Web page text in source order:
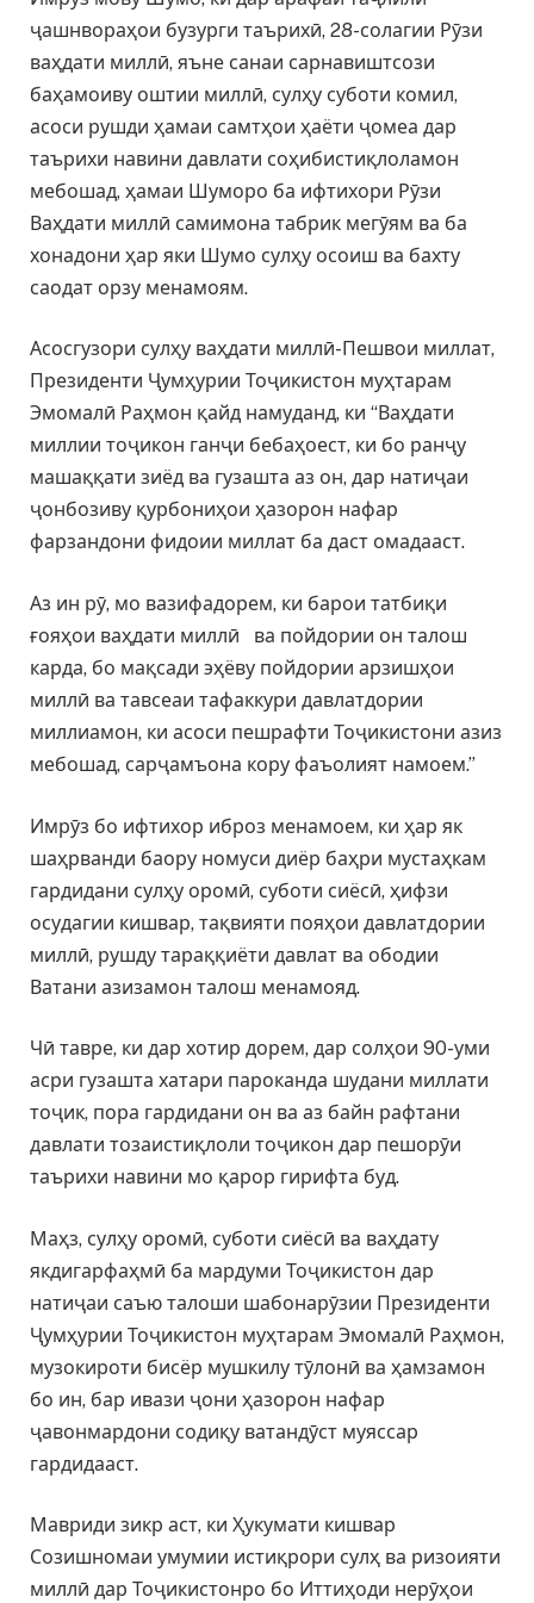
ҷашнвораҳои бузурги таърихӣ, 28-солагии Рӯзи
ваҳдати миллӣ, яъне санаи сарнавиштсози
баҳамоиву оштии миллӣ, сулҳу суботи комил,
асоси рушди ҳамаи самтҳои ҳаёти ҷомеа дар
таърихи навини давлати соҳибистиқлоламон
мебошад, ҳамаи Шуморо ба ифтихори Рӯзи
Ваҳдати миллӣ самимона табрик мегӯям ва ба
хонадони ҳар яки Шумо сулҳу осоиш ва бахту
саодат орзу менамоям.
Асосгузори сулҳу ваҳдати миллӣ-Пешвои миллат,
Президенти Ҷумҳурии Тоҷикистон муҳтарам
Эмомалӣ Раҳмон қайд намуданд, ки “Ваҳдати
миллии тоҷикон ганҷи бебаҳоест, ки бо ранҷу
машаққати зиёд ва гузашта аз он, дар натиҷаи
ҷонбозиву қурбониҳои ҳазорон нафар
фарзандони фидоии миллат ба даст омадааст.
Аз ин рӯ, мо вазифадорем, ки барои татбиқи
ғояҳои ваҳдати миллӣ ва пойдории он талош
карда, бо мақсади эҳёву пойдории арзишҳои
миллӣ ва тавсеаи тафаккури давлатдории
миллиамон, ки асоси пешрафти Тоҷикистони азиз
мебошад, сарҷамъона кору фаъолият намоем.”
Имрӯз бо ифтихор иброз менамоем, ки ҳар як
шаҳрванди баору номуси диёр баҳри мустаҳкам
гардидани сулҳу оромӣ, суботи сиёсӣ, ҳифзи
осудагии кишвар, тақвияти пояҳои давлатдории
миллӣ, рушду тараққиёти давлат ва ободии
Ватани азизамон талош менамояд.
Чӣ тавре, ки дар хотир дорем, дар солҳои 90-уми
асри гузашта хатари пароканда шудани миллати
тоҷик, пора гардидани он ва аз байн рафтани
давлати тозаистиқлоли тоҷикон дар пешорӯи
таърихи навини мо қарор гирифта буд.
Маҳз, сулҳу оромӣ, суботи сиёсӣ ва ваҳдату
якдигарфаҳмӣ ба мардуми Тоҷикистон дар
натиҷаи саъю талоши шабонарӯзии Президенти
Ҷумҳурии Тоҷикистон муҳтарам Эмомалӣ Раҳмон,
музокироти бисёр мушкилу тӯлонӣ ва ҳамзамон
бо ин, бар ивази ҷони ҳазорон нафар
ҷавонмардони содиқу ватандӯст муяссар
гардидааст.
Мавриди зикр аст, ки Ҳукумати кишвар
Созишномаи умумии истиқрори сулҳ ва ризоияти
миллӣ дар Тоҷикистонро бо Иттиҳоди нерӯҳои